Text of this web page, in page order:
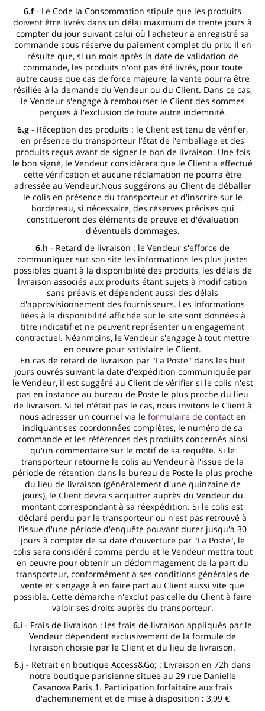
6.f- Le Code la Consommation stipule que les produits
doivent être livrés dans un délai maximum de trente jours à
compter du jour suivant celui où l'acheteur a enregistré sa
commande sous réserve du paiement complet du prix. Il en
résulte que, si un mois après la date de validation de
commande, les produits n'ont pas été livrés, pour toute
autre cause que cas de force majeure, la vente pourra être
résiliée à la demande du Vendeur ou du Client. Dans ce cas,
le Vendeur s'engage à rembourser le Client des sommes
perçues à l'exclusion de toute autre indemnité.
6.g - Réception des produits : le Client est tenu de vérifier,
en présence du transporteur l’état de l'emballage et des
produits reçus avant de signer le bon de livraison. Une fois
le bon signé, le Vendeur considèrera que le Client a effectué
cette vérification et aucune réclamation ne pourra être
adressée au Vendeur.Nous suggérons au Client de déballer
le colis en présence du transporteur et d'inscrire sur le
bordereau, si nécessaire, des réserves précises qui
constitueront des éléments de preuve et d'évaluation
d'éventuels dommages.
6.h - Retard de livraison : le Vendeur s'efforce de
communiquer sur son site les informations les plus justes
possibles quant à la disponibilité des produits, les délais de
livraison associés aux produits étant sujets à modification
sans préavis et dépendent aussi des délais
d'approvisionnement des fournisseurs. Les informations
liées à la disponibilité affichée sur le site sont données à
titre indicatif et ne peuvent représenter un engagement
contractuel. Néanmoins, le Vendeur s'engage à tout mettre
en oeuvre pour satisfaire le Client.
En cas de retard de livraison par "La Poste" dans les huit
jours ouvrés suivant la date d'expédition communiquée par
le Vendeur, il est suggéré au Client de vérifier si le colis n'est
pas en instance au bureau de Poste le plus proche du lieu
de livraison. Si tel n'était pas le cas, nous invitons le Client à
nous adresser un courriel via le formulaire de contacten
indiquant ses coordonnées complètes, le numéro de sa
commande et les références des produits concernés ainsi
qu'un commentaire sur le motif de sa requête. Si le
transporteur retourne le colis au Vendeur à l'issue de la
période de rétention dans le bureau de Poste le plus proche
du lieu de livraison (généralement d'une quinzaine de
jours), le Client devra s'acquitter auprès du Vendeur du
montant correspondant à sa réexpédition. Si le colis est
déclaré perdu par le transporteur ou n'est pas retrouvé à
l'issue d'une période d'enquête pouvant durer jusqu'à 30
jours à compter de sa date d'ouverture par "La Poste", le
colis sera considéré comme perdu et le Vendeur mettra tout
en oeuvre pour obtenir un dédommagement de la part du
transporteur, conformément à ses conditions générales de
vente et s'engage à en faire part au Client aussi vite que
possible. Cette démarche n'exclut pas celle du Client à faire
valoir ses droits auprès du transporteur.
6.i - Frais de livraison : les frais de livraison appliqués par le
Vendeur dépendent exclusivement de la formule de
livraison choisie par le Client et du lieu de livraison.
6.j - Retrait en boutique Access&Go; : Livraison en 72h dans
notre boutique parisienne située au 29 rue Danielle
Casanova Paris 1. Participation forfaitaire aux frais
d'acheminement et de mise à disposition : 3,99 €